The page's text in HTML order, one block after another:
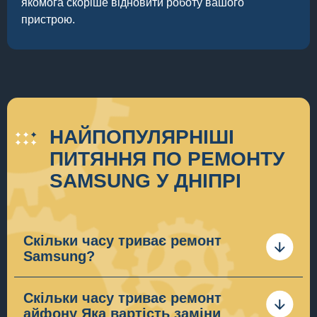
якомога скоріше відновити роботу вашого
пристрою.
НАЙПОПУЛЯРНІШІ
ПИТЯННЯ ПО РЕМОНТУ
SAMSUNG У ДНІПРІ
Скільки часу триває ремонт
Samsung?
Терміни ремонту телефону Samsung
залежать від
складності ремонту. Загалом надання послуги з
ремонту телефонів визначає декілька етапів:
Скільки часу триває ремонт
айфону Яка вартість заміни